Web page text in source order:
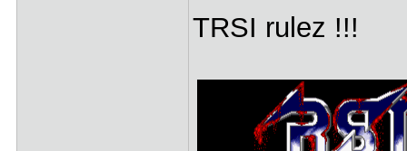
TRSI rulez !!!